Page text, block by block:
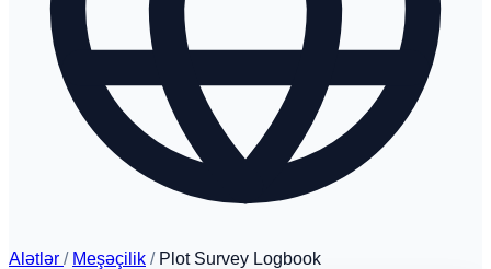
Alətlər / Meşəçilik / Plot Survey Logbook